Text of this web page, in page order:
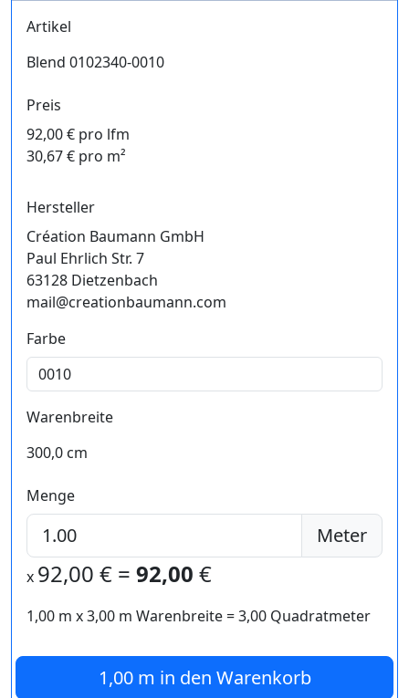
Artikel
Blend 0102340-0010
Preis
92,00 € pro lfm
30,67 € pro m²
Hersteller
Création Baumann GmbH
Paul Ehrlich Str. 7
63128 Dietzenbach
mail@creationbaumann.com
Farbe
Warenbreite
300,0 cm
Menge
Meter
x 92,00 € = 92,00 €
1,00 m x3,00 m Warenbreite =3,00 Quadratmeter
1,00 m in den Warenkorb